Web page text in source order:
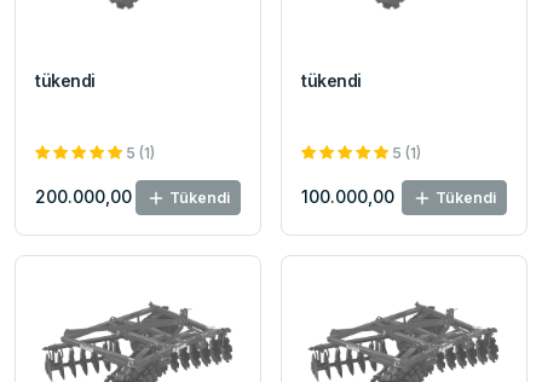
tükendi
5 (1)
200.000,00 Tükendi
tükendi
5 (1)
100.000,00 Tükendi